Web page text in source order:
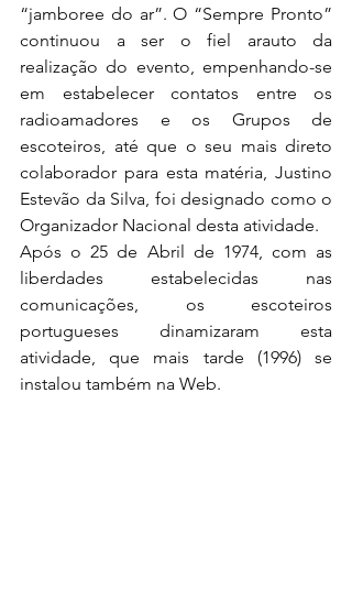
“jamboree do ar”. O “Sempre Pronto”
continuou a ser o fiel arauto da
realização do evento, empenhando-se
em estabelecer contatos entre os
radioamadores e os Grupos de
escoteiros, até que o seu mais direto
colaborador para esta matéria, Justino
Estevão da Silva, foi designado como o
Organizador Nacional desta atividade.
Após o 25 de Abril de 1974, com as
liberdades estabelecidas nas
comunicações, os escoteiros
portugueses dinamizaram esta
atividade, que mais tarde (1996) se
instalou também na Web.